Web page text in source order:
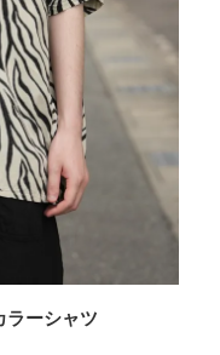
ラーシャツ